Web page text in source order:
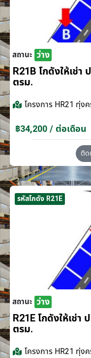
สถานะ ว่าง
R21B โกดังให้เช่า
ตรม.
โครงการ HR21 ทุ่ง
฿34,200 / ต่อเดือน
ติด
รหัสโกดัง R21E
สถานะ ว่าง
R21E โกดังให้เช่า
ตรม.
โครงการ HR21 ทุ่ง